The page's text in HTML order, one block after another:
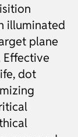
illuminated
plane
dot